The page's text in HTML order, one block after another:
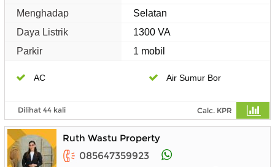
Menghadap
Selatan
Daya Listrik
1300 VA
Parkir
1 mobil
AC Air Sumur Bor
Dilihat 44 kali Calc. KPR
Ruth Wastu Property
085647359923